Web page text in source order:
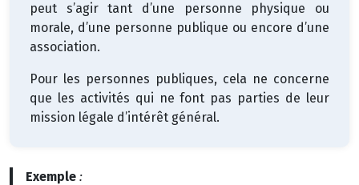
peut s’agir tant d’une personne physique ou
morale, d’une personne publique ou encore d’une
association.
Pour les personnes publiques, cela ne concerne
que les activités qui ne font pas parties de leur
mission légale d’intérêt général.
Exemple :